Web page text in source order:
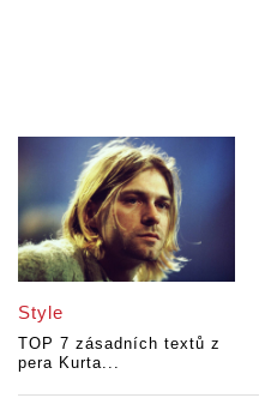
Style
TOP 7 zásadních textů z
pera Kurta...